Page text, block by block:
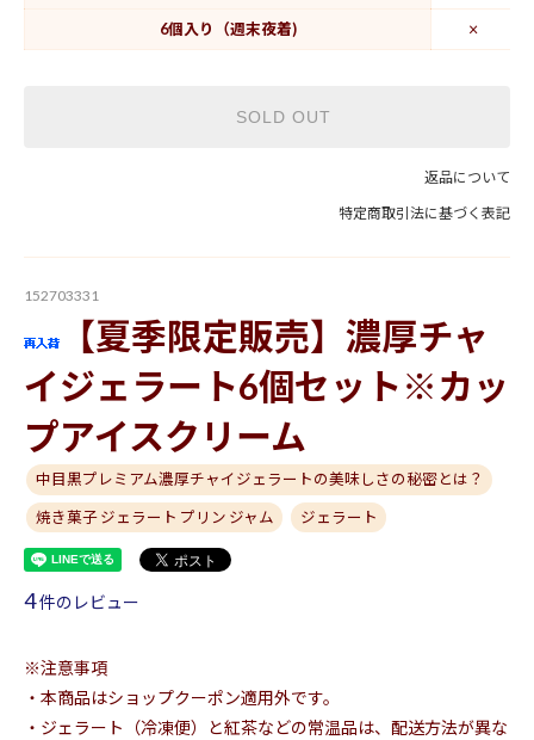
6個入り（週末夜着) ×
SOLD OUT
返品について
特定商取引法に基づく表記
152703331
【夏季限定販売】濃厚チャ
イジェラート6個セット※カッ
プアイスクリーム
中目黒プレミアム濃厚チャイジェラートの美味しさの秘密とは？
焼き菓子 ジェラート プリン ジャム ジェラート
4件のレビュー
※注意事項
・本商品はショップクーポン適用外です。
・ジェラート（冷凍便）と紅茶などの常温品は、配送方法が異な